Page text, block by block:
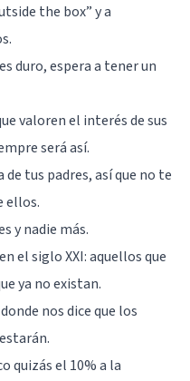
the box” y a
duro, espera a tener un
valoren el interés de sus
será así.
tus padres, así que no te
ellos.
y nadie más.
el siglo XXI: aquellos que
ya no existan.
nos dice que los
quizás el 10% a la